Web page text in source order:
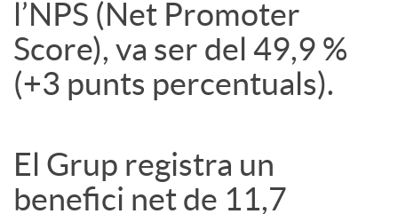
l’NPS (Net Promoter
Score), va ser del 49,9 %
(+3 punts percentuals).
El Grup registra un
benefici net de 11,7